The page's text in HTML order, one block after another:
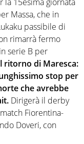
storica. Si occupa
Massa, che in
passibile di
rimarrà fermo
serie B per
ritorno di Maresca:
stop per
che avrebbe
Dirigerà il derby
Fiorentina-
Doveri, con